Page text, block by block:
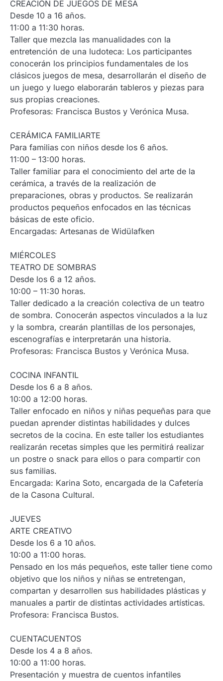
CREACIÓN DE JUEGOS DE MESA
Desde 10 a 16 años.
11:00 a 11:30 horas.
Taller que mezcla las manualidades con la
entretención de una ludoteca: Los participantes
conocerán los principios fundamentales de los
clásicos juegos de mesa, desarrollarán el diseño de
un juego y luego elaborarán tableros y piezas para
sus propias creaciones.
Profesoras: Francisca Bustos y Verónica Musa.
CERÁMICA FAMILIARTE
Para familias con niños desde los 6 años.
11:00 – 13:00 horas.
Taller familiar para el conocimiento del arte de la
cerámica, a través de la realización de
preparaciones, obras y productos. Se realizarán
productos pequeños enfocados en las técnicas
básicas de este oficio.
Encargadas: Artesanas de Widülafken
MIÉRCOLES
TEATRO DE SOMBRAS
Desde los 6 a 12 años.
10:00 – 11:30 horas.
Taller dedicado a la creación colectiva de un teatro
de sombra. Conocerán aspectos vinculados a la luz
y la sombra, crearán plantillas de los personajes,
escenografías e interpretarán una historia.
Profesoras: Francisca Bustos y Verónica Musa.
COCINA INFANTIL
Desde los 6 a 8 años.
10:00 a 12:00 horas.
Taller enfocado en niños y niñas pequeñas para que
puedan aprender distintas habilidades y dulces
secretos de la cocina. En este taller los estudiantes
realizarán recetas simples que les permitirá realizar
un postre o snack para ellos o para compartir con
sus familias.
Encargada: Karina Soto, encargada de la Cafetería
de la Casona Cultural.
JUEVES
ARTE CREATIVO
Desde los 6 a 10 años.
10:00 a 11:00 horas.
Pensado en los más pequeños, este taller tiene como
objetivo que los niños y niñas se entretengan,
compartan y desarrollen sus habilidades plásticas y
manuales a partir de distintas actividades artísticas.
Profesora: Francisca Bustos.
CUENTACUENTOS
Desde los 4 a 8 años.
10:00 a 11:00 horas.
Presentación y muestra de cuentos infantiles